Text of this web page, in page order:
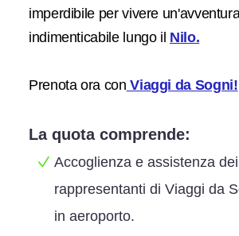
imperdibile per vivere
indimenticabile lungo il Nilo.
Prenota ora con Viaggi da Sogni!
La quota comprende:
Accoglienza e assistenza dei
rappresentanti di Viaggi da
in aeroporto.